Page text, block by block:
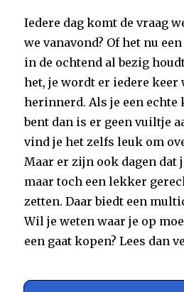
Iedere dag komt de vraag
we vanavond? Of het nu
in de ochtend al bezig
het, je wordt er iedere keer
herinnerd. Als je een
bent dan is er geen vuiltje
vind je het zelfs leuk om
Maar er zijn ook dagen dat
maar toch een lekker
zetten. Daar biedt een
Wil je weten waar je op
een gaat kopen? Lees dan